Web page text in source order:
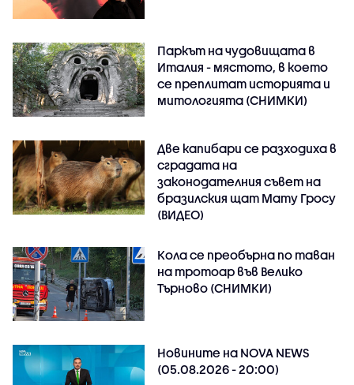
Паркът на чудовищата в
Италия - мястото, в което
се преплитат историята и
митологията (СНИМКИ)
Две капибари се разходиха в
сградата на
законодателния съвет на
бразилския щат Мату Гросу
(ВИДЕО)
Кола се преобърна по таван
на тротоар във Велико
Търново (СНИМКИ)
Новините на NOVA NEWS
(05.08.2026 - 20:00)